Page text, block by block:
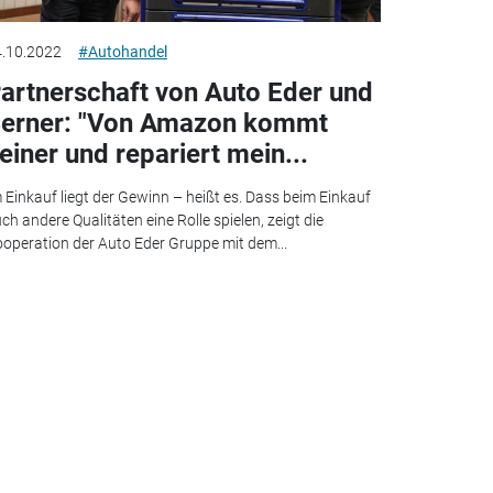
#Autohandel
von Auto Eder und
"Von Amazon kommt
und repariert mein...
Einkauf liegt der Gewinn – heißt es. Dass beim Einkauf
andere Qualitäten eine Rolle spielen, zeigt die
der Auto Eder Gruppe mit dem...